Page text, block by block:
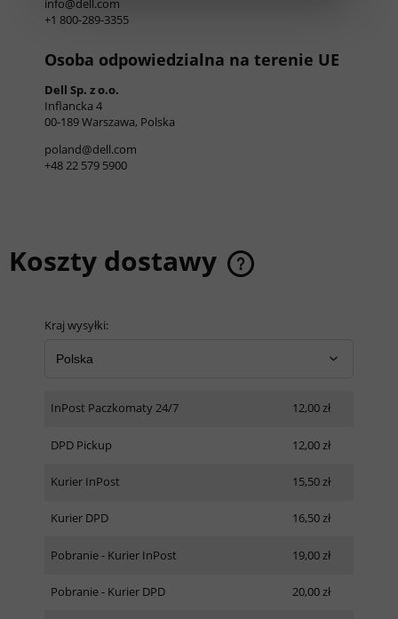
+1 800-289-3355
Osoba odpowiedzialna na terenie UE
Dell Sp. z o.o.
Inflancka 4
00-189 Warszawa, Polska
poland@dell.com
+48 22 579 5900
Koszty dostawy
Kraj wysyłki:
InPost Paczkomaty 24/7 12,00 zł
DPD Pickup 12,00 zł
Kurier InPost 15,50 zł
Kurier DPD 16,50 zł
Pobranie - Kurier InPost 19,00 zł
Pobranie - Kurier DPD 20,00 zł